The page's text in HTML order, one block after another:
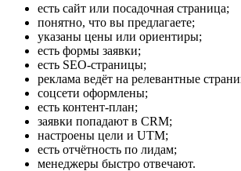
есть сайт или посадочная страница;
понятно, что вы предлагаете;
указаны цены или ориентиры;
есть формы заявки;
есть SEO-страницы;
реклама ведёт на релевантные
соцсети оформлены;
есть контент-план;
заявки попадают в CRM;
настроены цели и UTM;
есть отчётность по лидам;
менеджеры быстро отвечают.